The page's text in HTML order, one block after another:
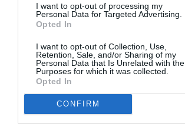
I want to opt-out of processing my
Personal Data for Targeted Advertising.
Opted In
I want to opt-out of Collection, Use,
Retention, Sale, and/or Sharing of my
Personal Data that Is Unrelated with the
Purposes for which it was collected.
Opted In
CONFIRM
Δημοφιλή Άρθρα